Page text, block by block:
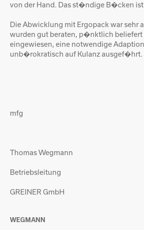
von der Hand. Das st�ndige B�cken ist
Die Abwicklung mit Ergopack war sehr
wurden gut beraten, p�nktlich beliefert
eingewiesen, eine notwendige
unb�rokratisch auf Kulanz ausgef�hrt.
mfg
Thomas Wegmann
Betriebsleitung
GREINER GmbH
WEGMANN